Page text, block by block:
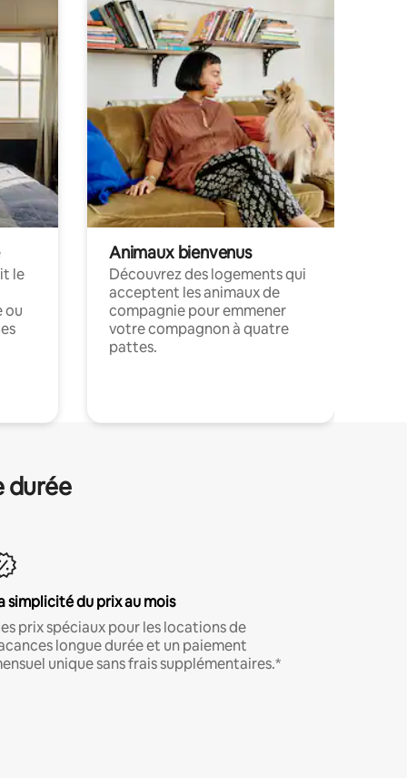
le
ou
Animaux bienvenus
Découvrez des logements qui
acceptent les animaux de
compagnie pour emmener
votre compagnon à quatre
pattes.
durée
simplicité du prix au mois
prix spéciaux pour les locations de
longue durée et un paiement
unique sans frais supplémentaires.*